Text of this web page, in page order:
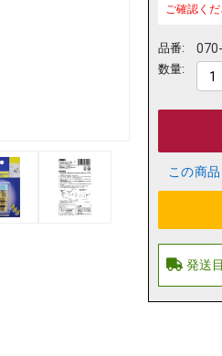
ご確認くだ
品番:
数量:
この商